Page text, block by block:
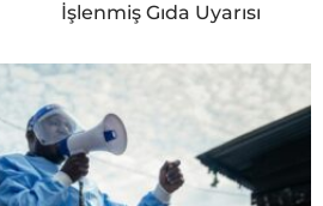
İşlenmiş Gıda Uyarısı